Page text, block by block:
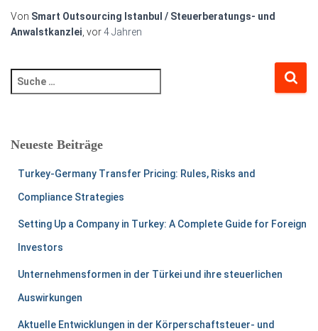
Von Smart Outsourcing Istanbul / Steuerberatungs- und
Anwalstkanzlei , vor4 Jahren
Neueste Beiträge
Turkey-Germany Transfer Pricing: Rules, Risks and
Compliance Strategies
Setting Up a Company in Turkey: A Complete Guide for Foreign
Investors
Unternehmensformen in der Türkei und ihre steuerlichen
Auswirkungen
Aktuelle Entwicklungen in der Körperschaftsteuer- und